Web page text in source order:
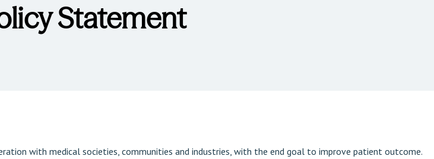
Statement
with medical societies, communities and industries, with the end goal to improve patient outcome.